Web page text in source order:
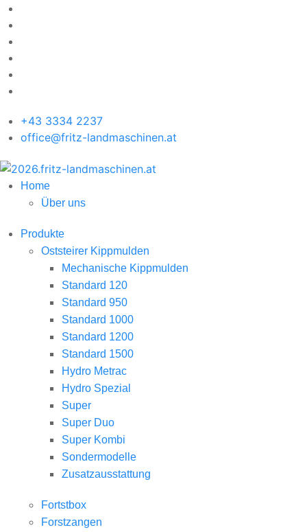
+43 3334 2237
office@fritz-landmaschinen.at
Home
Über uns
Produkte
Oststeirer Kippmulden
Mechanische Kippmulden
Standard 120
Standard 950
Standard 1000
Standard 1200
Standard 1500
Hydro Metrac
Hydro Spezial
Super
Super Duo
Super Kombi
Sondermodelle
Zusatzausstattung
Fortstbox
Forstzangen